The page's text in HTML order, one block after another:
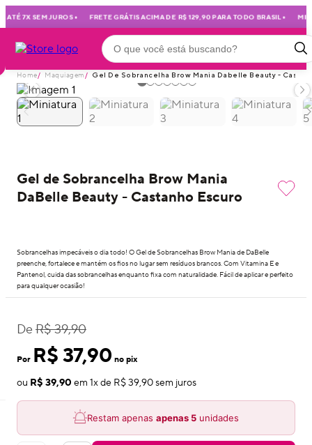
7X SEM JUROS• FRETE GRÁTIS ACIMA DE R$ 129,90 PARA TODO BRASIL•
Home/ Maquiagem / Gel De Sobrancelha Brow Mania Dabelle Beauty -
Gel de Sobrancelha Brow Mania
DaBelle Beauty - Castanho Escuro
Sobrancelhas impecáveis o dia todo! O Gel de Sobrancelhas Brow Mania de DaBelle
preenche, fortalece e mantém os fios no lugar sem resíduos brancos. Com Vitamina E e
Pantenol, cuida das sobrancelhas enquanto fixa com naturalidade. Fácil de aplicar e perfeito
para qualquer ocasião!
De R$ 39,90
Por R$ 37,90 no pix
ou R$ 39,90 em 1x de R$ 39,90sem juros
Restam apenas apenas 5 unidades